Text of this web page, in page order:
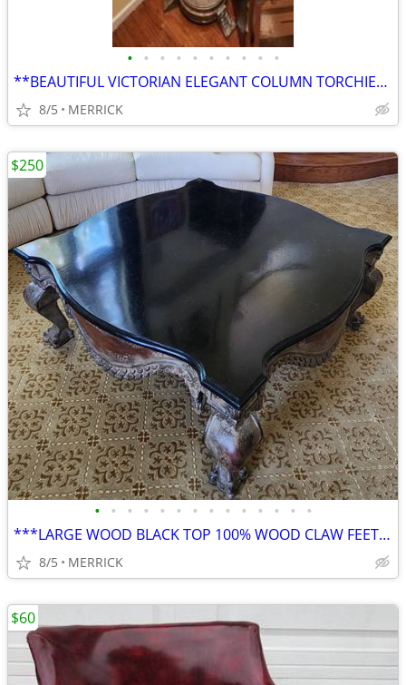
• • • • • • • • • •
**BEAUTIFUL VICTORIAN ELEGANT COLUMN TORCHIERE FLOOR LAMP**
8/5 MERRICK
• • • • • • • • • • • • • •
***LARGE WOOD BLACK TOP 100% WOOD CLAW FEET COFFEE TABLE***
8/5 MERRICK
$250
$60